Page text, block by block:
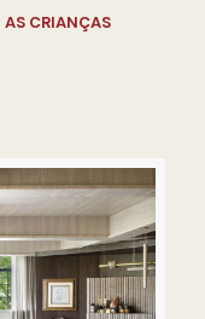
AS CRIANÇAS